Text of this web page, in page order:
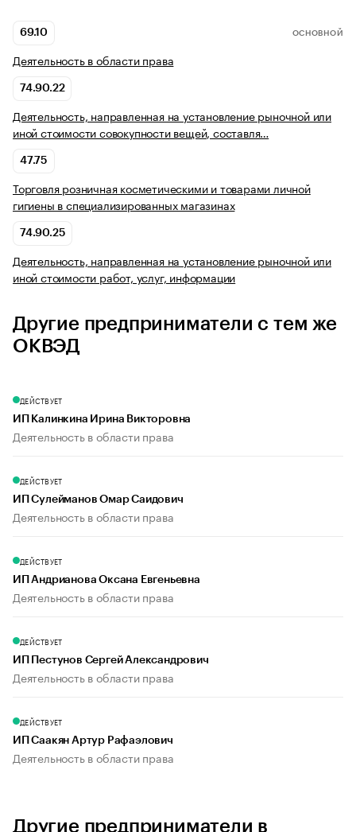
69.10 ОСНОВНОЙ
Деятельность в области права
74.90.22
Деятельность, направленная на установление рыночной или
иной стоимости совокупности вещей, составля…
47.75
Торговля розничная косметическими и товарами личной
гигиены в специализированных магазинах
74.90.25
Деятельность, направленная на установление рыночной или
иной стоимости работ, услуг, информации
Другие предприниматели с тем же
ОКВЭД
ДЕЙСТВУЕТ
ИП Калинкина Ирина Викторовна
Деятельность в области права
ДЕЙСТВУЕТ
ИП Сулейманов Омар Саидович
Деятельность в области права
ДЕЙСТВУЕТ
ИП Андрианова Оксана Евгеньевна
Деятельность в области права
ДЕЙСТВУЕТ
ИП Пестунов Сергей Александрович
Деятельность в области права
ДЕЙСТВУЕТ
ИП Саакян Артур Рафаэлович
Деятельность в области права
Другие предприниматели в